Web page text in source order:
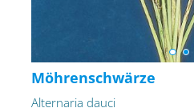
Möhrenschwärze
Alternaria dauci